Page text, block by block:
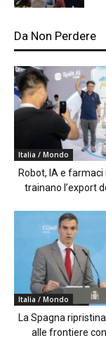
Da Non Perdere
Italia / Mondo
Robot, IA e farmaci
trainano l’export
Italia / Mondo
La Spagna
alle frontiere con